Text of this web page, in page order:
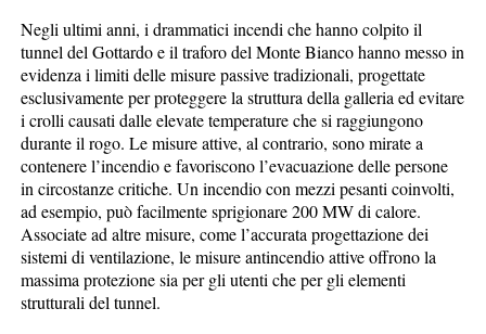
Negli ultimi anni, i drammatici incendi che hanno colpito il
tunnel del Gottardo e il traforo del Monte Bianco hanno messo in
evidenza i limiti delle misure passive tradizionali, progettate
esclusivamente per proteggere la struttura della galleria ed evitare
i crolli causati dalle elevate temperature che si raggiungono
durante il rogo. Le misure attive, al contrario, sono mirate a
contenere l’incendio e favoriscono l’evacuazione delle persone
in circostanze critiche. Un incendio con mezzi pesanti coinvolti,
ad esempio, può facilmente sprigionare 200 MW di calore.
Associate ad altre misure, come l’accurata progettazione dei
sistemi di ventilazione, le misure antincendio attive offrono la
massima protezione sia per gli utenti che per gli elementi
strutturali del tunnel.